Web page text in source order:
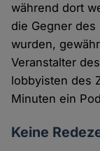
während dort
die Gegner
wurden,
Veran­stalter
lobbyisten des
Minuten ein
Keine